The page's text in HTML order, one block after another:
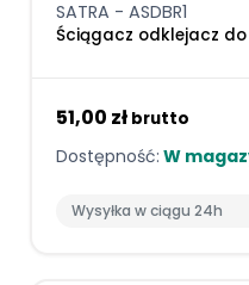
SATRA - ASDBR1
Ściągacz odklejacz
51,00 zł brutto
Dostępność: W
Wysyłka w ciągu 24h